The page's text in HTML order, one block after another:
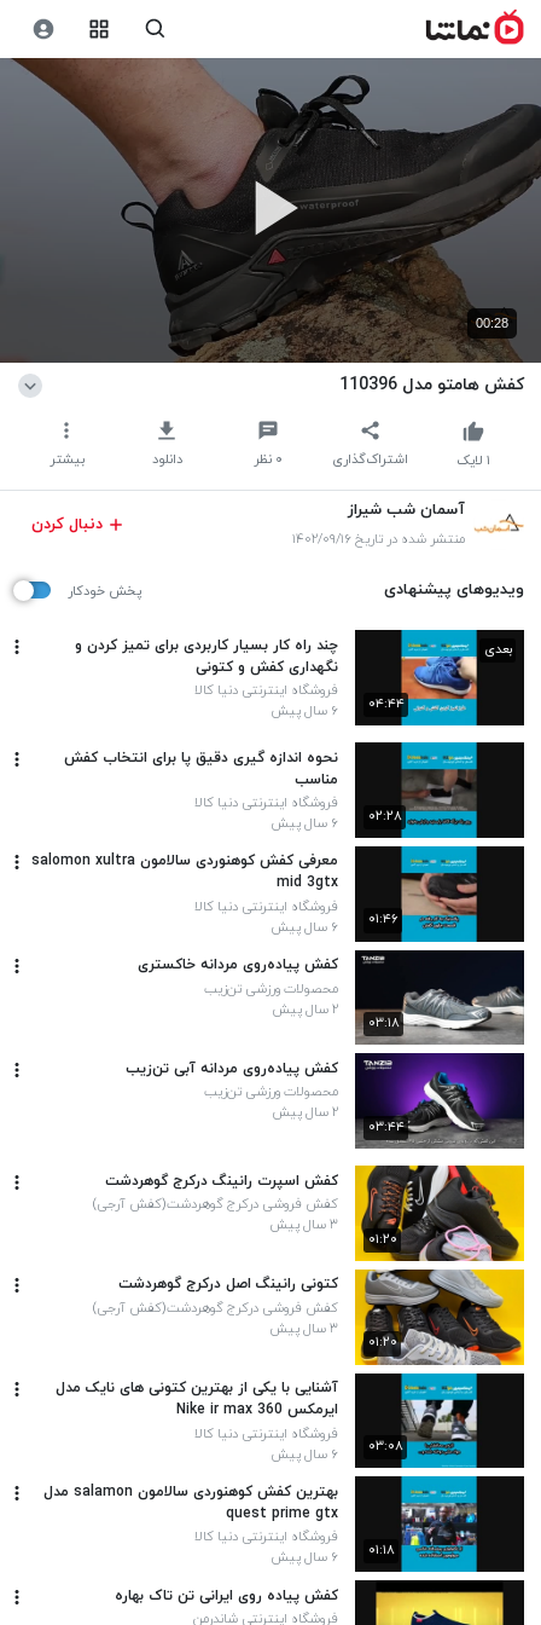
00:28
کفش هامتو مدل 110396
اشتراک‌گذاری ۰ نظر دانلود بیشتر ۱ لایک
آسمان شب شیراز
منتشر شده در تاریخ ۱۴۰۲/۰۹/۱۶
دنبال کردن
ویدیوهای پیشنهادی پخش خودکار
۰۴:۴۴
بعدی
چند راه کار بسیار کاربردی برای تمیز کردن و
نگهداری کفش و کتونی
فروشگاه اینترنتی دنیا کالا
۶ سال پیش
۰۲:۲۸
نحوه اندازه گیری دقیق پا برای انتخاب کفش
مناسب
فروشگاه اینترنتی دنیا کالا
۶ سال پیش
۰۱:۴۶
معرفی کفش کوهنوردی سالامون salomon xultra
mid 3gtx
فروشگاه اینترنتی دنیا کالا
۶ سال پیش
۰۳:۱۸
کفش پیاده‌روی مردانه خاکستری
محصولات ورزشی تن‌زیب
۲ سال پیش
۰۳:۴۴
کفش پیاده‌روی مردانه آبی تن‌زیب
محصولات ورزشی تن‌زیب
۲ سال پیش
۰۱:۲۰
کفش اسپرت رانینگ درکرج گوهردشت
کفش فروشی درکرج گوهردشت(کفش آرجی)
۳ سال پیش
۰۱:۲۰
کتونی رانینگ اصل درکرج گوهردشت
کفش فروشی درکرج گوهردشت(کفش آرجی)
۳ سال پیش
۰۳:۰۸
آشنایی با یکی از بهترین کتونی های نایک مدل
ایرمکس 360 Nike ir max
فروشگاه اینترنتی دنیا کالا
۶ سال پیش
۰۱:۱۸
بهترین کفش کوهنوردی سالامون salamon مدل
quest prime gtx
فروشگاه اینترنتی دنیا کالا
۶ سال پیش
کفش پیاده روی ایرانی تن تاک بهاره
فروشگاه اینترنتی شاندرمن